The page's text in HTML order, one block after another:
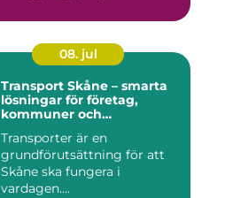
08. jul
Transport Skåne – smarta
lösningar för företag,
kommuner och
Transporter är en
grundförutsättning för att
Skåne ska fungera i
vardagen....